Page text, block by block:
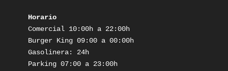
Horario
Comercial 10:00h a 22:00h
Burger King 09:00 a 00:00h
Gasolinera: 24h
Parking 07:00 a 23:00h